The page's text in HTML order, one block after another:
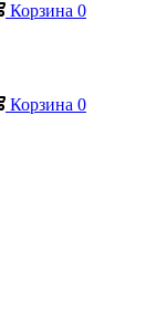
Корзина 0
Корзина 0